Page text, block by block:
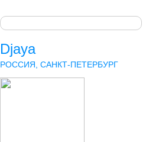
Djaya
РОССИЯ, САНКТ-ПЕТЕРБУРГ